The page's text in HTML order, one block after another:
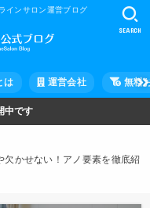
インサロン運営ブログ
は 運営会社 無料
SEARCH
中です
欠かせない！アノ要素を徹底紹